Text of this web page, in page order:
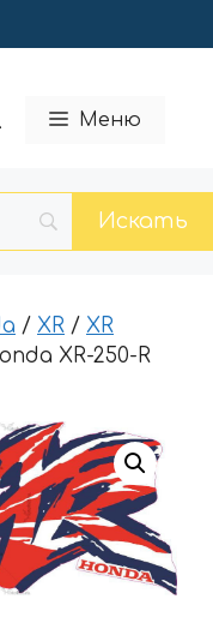
Меню
/ XR / XR
XR-250-R